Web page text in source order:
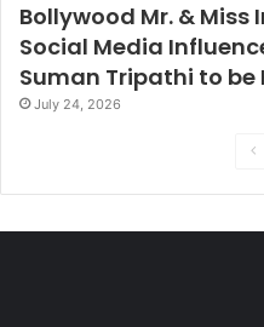
Bollywood Mr. & Miss
Social Media
Suman Tripathi to be
July 24, 2026